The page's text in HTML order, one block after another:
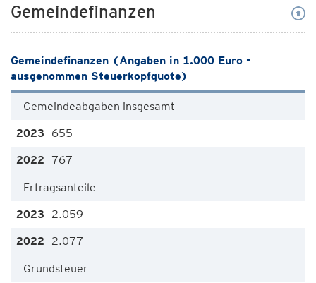
Gemeindefinanzen
Gemeindefinanzen (Angaben in 1.000 Euro -
ausgenommen Steuerkopfquote)
Gemeindeabgaben insgesamt
655
767
Ertragsanteile
2.059
2.077
Grundsteuer